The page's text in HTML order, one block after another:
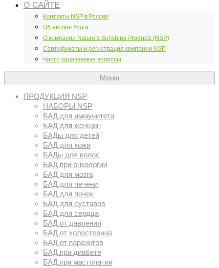
О САЙТЕ
Контакты NSP в России
Об авторе блога
О компании Nature’s Sunshine Products (NSP)
Сертификаты и регистрация компании NSP
Часто задаваемые вопросы
Меню
ПРОДУКЦИЯ NSP
НАБОРЫ NSP
БАД для иммунитета
БАД для женщин
БАДы для детей
БАД для кожи
БАДы для волос
БАД при онкологии
БАД для мозга
БАД для печени
БАД для почек
БАД для суставов
БАД для сердца
БАД от давления
БАД от холестерина
БАД от паразитов
БАД при диабете
БАД при мастопатии